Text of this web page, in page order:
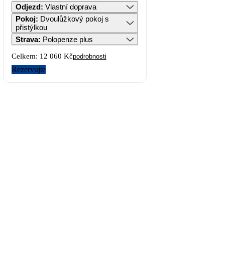
Odjezd: Vlastní doprava
Pokoj: Dvoulůžkový pokoj s
přistýlkou
Strava: Polopenze plus
Celkem: 12 060 Kčpodrobnosti
Rezervujte